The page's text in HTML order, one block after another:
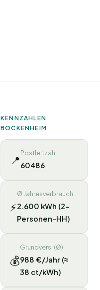
KENNZAHLEN
BOCKENHEIM
📍
Postleitzahl
60486
⚡
Ø Jahresverbrauch
2.600 kWh (2-
Personen-HH)
💰
Grundvers. (Ø)
988 €/Jahr (≈
38 ct/kWh)